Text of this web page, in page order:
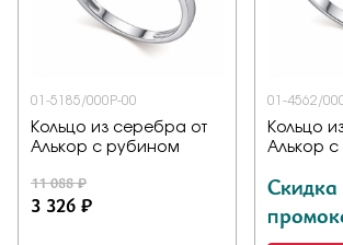
01-5185/000Р-00
Кольцо из серебра от
Алькор с рубином
11 088 ₽
3 326 ₽
01-4562/
Кольцо
Алькор
Скидка
Заказать
Подтверждаю, что я ознакомлен и
политики конфиденциальности
Отправить